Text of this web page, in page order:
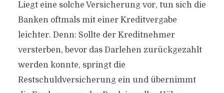
Liegt eine solche Versicherung vor, tun sich die
Banken oftmals mit einer Kreditvergabe
leichter. Denn: Sollte der Kreditnehmer
versterben, bevor das Darlehen zurückgezahlt
werden konnte, springt die
Restschuldversicherung ein und übernimmt